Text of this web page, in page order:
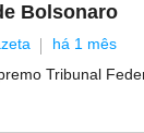
Bolsonaro
há 1 mês
Tribunal